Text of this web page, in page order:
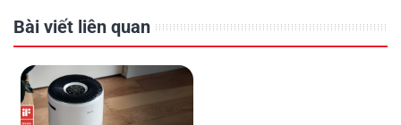
Bài viết liên quan